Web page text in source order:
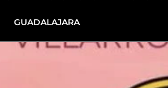
GUADALAJARA